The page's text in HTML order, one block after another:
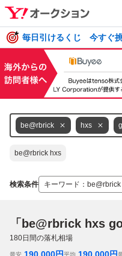
毎日引けるくじ 今すぐ
be@rbrick hxs
be@rbrick hxs
検索条件 キーワード ：
「be@rbrick hxs
180日間の落札相場
最安 190,000円平均 190,000円